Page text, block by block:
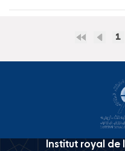
1
Institut royal de